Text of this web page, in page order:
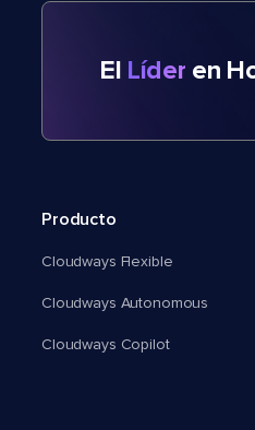
El Líder en
Producto
Cloudways Flexible
Cloudways Autonomous
Cloudways Copilot